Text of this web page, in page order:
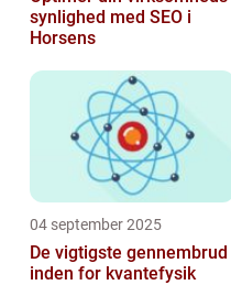
synlighed med SEO i
Horsens
04 september 2025
De vigtigste gennembrud
inden for kvantefysik